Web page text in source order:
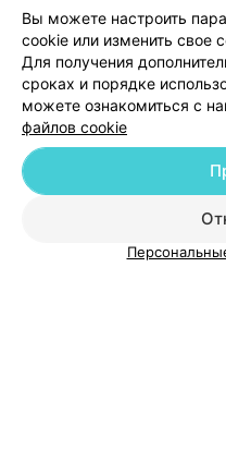
Вы можете настроить
cookie или изменить свое
Для получения
сроках и порядке
можете ознакомиться с
файлов cookie